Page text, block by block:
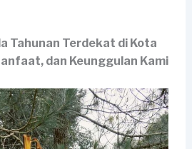
Tahunan Terdekat di Kota
dan Keunggulan Kami